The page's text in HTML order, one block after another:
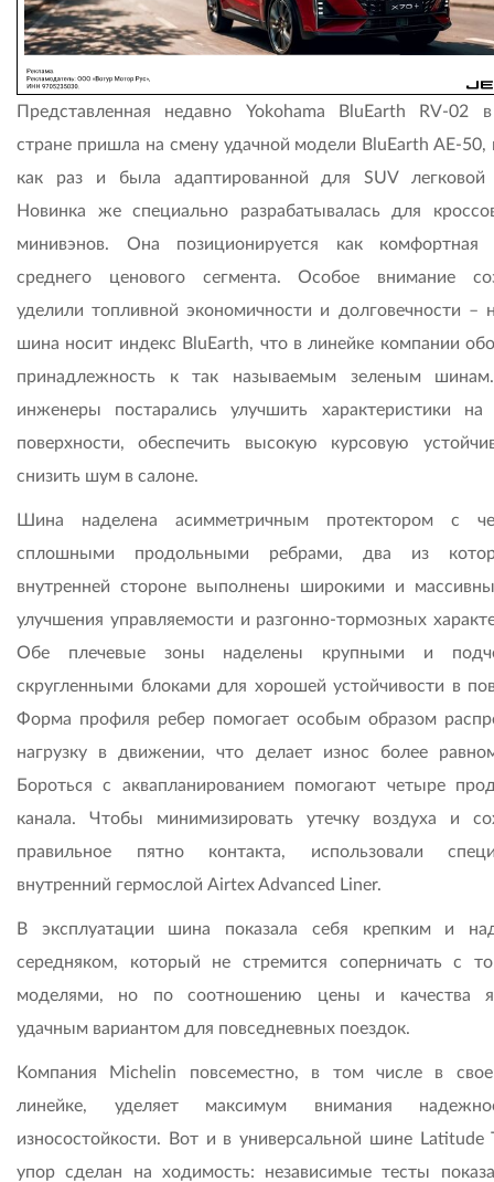
Представленная недавно Yokohama BluEarth RV-02
стране пришла на смену удачной модели BluEarth AE-50,
как раз и была адаптированной для SUV
Новинка же специально разрабатывалась для
минивэнов. Она позиционируется как комфортная
среднего ценового сегмента. Особое внимание
уделили топливной экономичности и долговечности –
шина носит индекс BluEarth, что в линейке компании
принадлежность к так называемым зеленым
инженеры постарались улучшить характеристики на
поверхности, обеспечить высокую курсовую
снизить шум в салоне.
Шина наделена асимметричным протектором с
сплошными продольными ребрами, два из
внутренней стороне выполнены широкими и
улучшения управляемости и разгонно-тормозных
Обе плечевые зоны наделены крупными и
скругленными блоками для хорошей устойчивости в
Форма профиля ребер помогает особым образом
нагрузку в движении, что делает износ более
Бороться с аквапланированием помогают четыре
канала. Чтобы минимизировать утечку воздуха и
правильное пятно контакта, использовали
внутренний гермослой Airtex Advanced Liner.
В эксплуатации шина показала себя крепким и
середняком, который не стремится соперничать с
моделями, но по соотношению цены и качества
удачным вариантом для повседневных поездок.
Компания Michelin повсеместно, в том числе в
линейке, уделяет максимум внимания
износостойкости. Вот и в универсальной шине Latitude
упор сделан на ходимость: независимые тесты